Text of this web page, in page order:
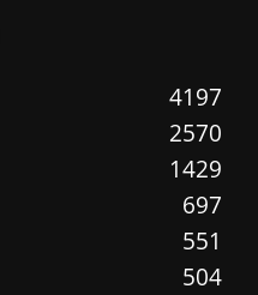
4197
2570
1429
697
551
504